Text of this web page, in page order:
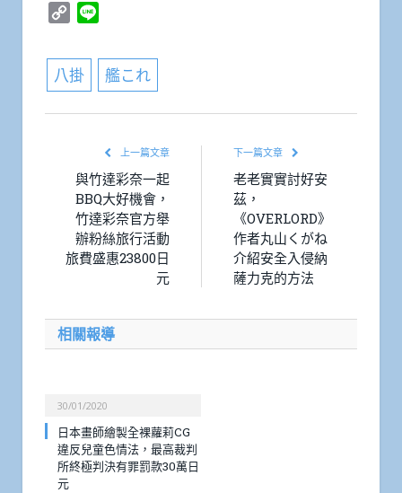
Copy
八掛 艦これ
上一篇文章
與竹達彩奈一起
BBQ大好機會，
竹達彩奈官方舉
辦粉絲旅行活動
旅費盛惠23800日
元
下一篇文章
老老實實討好安
茲，
《OVERLORD》
作者丸山くがね
介紹安全入侵納
薩力克的方法
相關報導
30/01/2020
日本畫師繪製全裸蘿莉CG
違反兒童色情法，最高裁判
所終極判決有罪罰款30萬日
元